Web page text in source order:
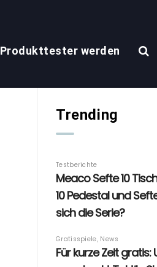
Produkttester werden
Trending